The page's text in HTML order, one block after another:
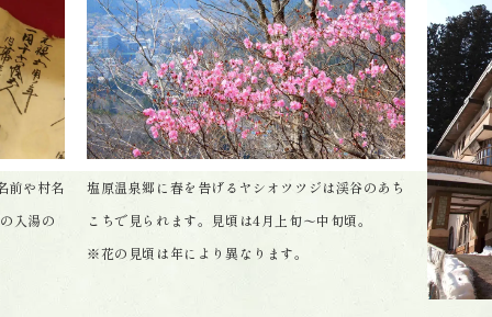
前や村名
入湯の
塩原温泉郷に春を告げるヤシオツツジは渓谷のあち
こちで見られます。見頃は4月上旬〜中旬頃。
※花の見頃は年により異なります。